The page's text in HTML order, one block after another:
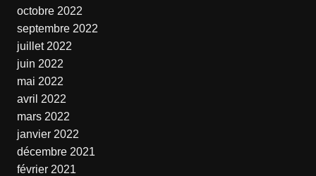
octobre 2022
septembre 2022
juillet 2022
juin 2022
mai 2022
avril 2022
mars 2022
janvier 2022
décembre 2021
février 2021